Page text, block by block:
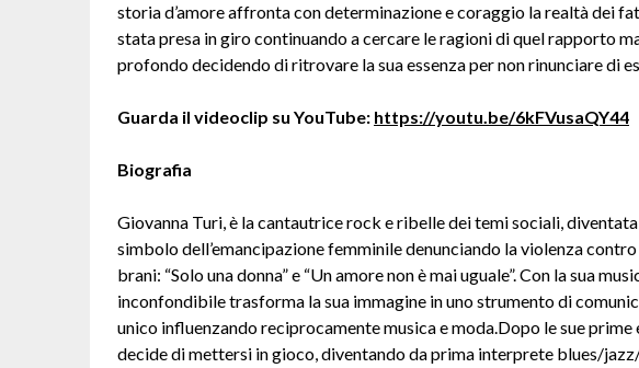
storia d’amore affronta con determinazione e coraggio la realtà dei
stata presa in giro continuando a cercare le ragioni di quel rapporto
profondo decidendo di ritrovare la sua essenza per non rinunciare di
Guarda il videoclip su YouTube: https://youtu.be/6kFVusaQY44
Biografia
Giovanna Turi, è la cantautrice rock e ribelle dei temi sociali,
simbolo dell’emancipazione femminile denunciando la violenza
brani: “Solo una donna” e “Un amore non è mai uguale”. Con la sua
inconfondibile trasforma la sua immagine in uno strumento di
unico influenzando reciprocamente musica e moda.Dopo le sue
decide di mettersi in gioco, diventando da prima interprete blues/